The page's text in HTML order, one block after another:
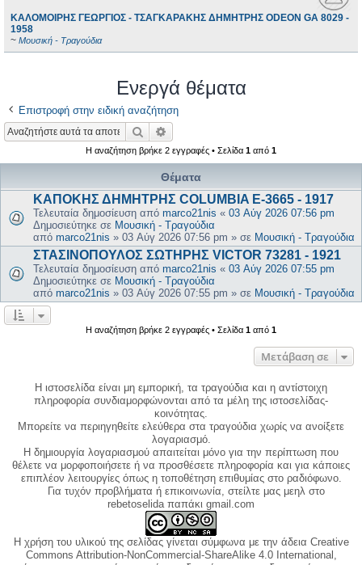
ΚΑΛΟΜΟΙΡΗΣ ΓΕΩΡΓΙΟΣ - ΤΣΑΓΚΑΡΑΚΗΣ ΔΗΜΗΤΡΗΣ ODEON GA 8029 -
1958
~ Μουσική - Τραγούδια
Ενεργά θέματα
Επιστροφή στην ειδική αναζήτηση
Αναζήτηση
Η αναζήτηση βρήκε 2 εγγραφές • Σελίδα 1 από 1
Θέματα
ΚΑΠΟΚΗΣ ΔΗΜΗΤΡΗΣ COLUMBIA E-3665 - 1917
Τελευταία δημοσίευση από marco21nis « 03 Αύγ 2026 07:56 pm
Δημοσιεύτηκε σε Μουσική - Τραγούδια
από marco21nis » 03 Αύγ 2026 07:56 pm » σε Μουσική - Τραγούδια
ΣΤΑΣΙΝΟΠΟΥΛΟΣ ΣΩΤΗΡΗΣ VICTOR 73281 - 1921
Τελευταία δημοσίευση από marco21nis « 03 Αύγ 2026 07:55 pm
Δημοσιεύτηκε σε Μουσική - Τραγούδια
από marco21nis » 03 Αύγ 2026 07:55 pm » σε Μουσική - Τραγούδια
Η αναζήτηση βρήκε 2 εγγραφές • Σελίδα 1 από 1
Μετάβαση σε
Η ιστοσελίδα είναι μη εμπορική, τα τραγούδια και η αντίστοιχη
πληροφορία συνδιαμορφώνονται από τα μέλη της ιστοσελίδας-
κοινότητας.
Μπορείτε να περιηγηθείτε ελεύθερα στα τραγούδια χωρίς να ανοίξετε
λογαριασμό.
Η δημιουργία λογαριασμού απαιτείται μόνο για την περίπτωση που
θέλετε να μορφοποιήσετε ή να προσθέσετε πληροφορία και για κάποιες
επιπλέον λειτουργίες όπως η τοποθέτηση επιθυμίας στο ραδιόφωνο.
Για τυχόν προβλήματα ή επικοινωνία, στείλτε μας μεηλ στο
rebetoselida παπάκι gmail.com
Η χρήση του υλικού της σελίδας γίνεται σύμφωνα με την άδεια Creative
Commons Attribution-NonCommercial-ShareAlike 4.0 International,